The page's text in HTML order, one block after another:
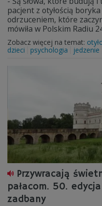
pacjent z otyłością
odrzuceniem, które
mówiła w Polskim Radiu
Zobacz więcej na temat:
dzieci
psychologia jedzenie
Przywracają
pałacom. 50.
zadbany